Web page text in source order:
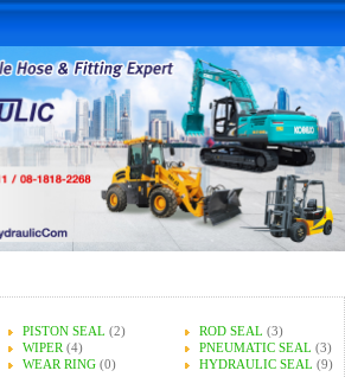
PISTON SEAL (2) ROD SEAL (3)
WIPER (4) PNEUMATIC SEAL (3)
WEAR RING (0) HYDRAULIC SEAL (9)